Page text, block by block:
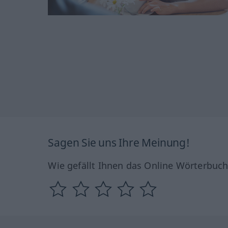
Sagen Sie uns Ihre Meinung!
Wie gefällt Ihnen das Online